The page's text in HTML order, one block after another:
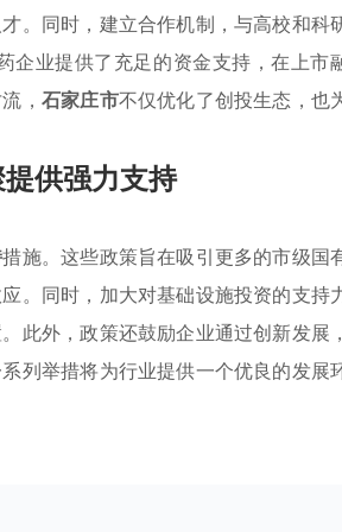
。同时，建立合作机制，与高校和科
企业提供了充足的资金支持，在上市
， 石家庄市不仅优化了创投生态，也
供强力支持
措施。这些政策旨在吸引更多的市级国
。同时，加大对基础设施投资的支持
此外，政策还鼓励企业通过创新发展，
列举措将为行业提供一个优良的发展